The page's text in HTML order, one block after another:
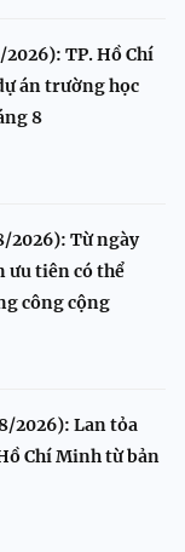
TP. Hồ Chí
án trường học
8
2026): Từ ngày
ưu tiên có thể
công cộng
2026): Lan tỏa
Chí Minh từ bản